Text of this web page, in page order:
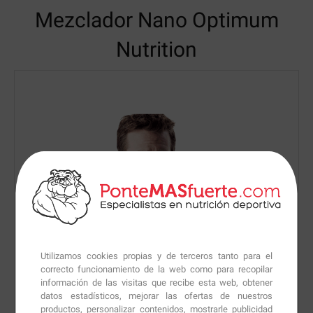
Utilizamos cookies propias y de terceros tanto para el
correcto funcionamiento de la web como para recopilar
información de las visitas que recibe esta web, obtener
datos estadísticos, mejorar las ofertas de nuestros
productos, personalizar contenidos, mostrarle publicidad
Mezclador Nano Optimum
Nutrition